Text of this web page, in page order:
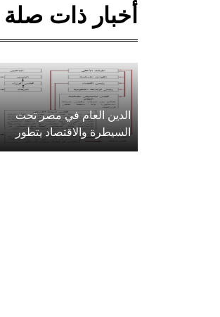
أخبار ذات صلة
الدين العام في مصر تحت
السيطرة والاقتصاد يتطور